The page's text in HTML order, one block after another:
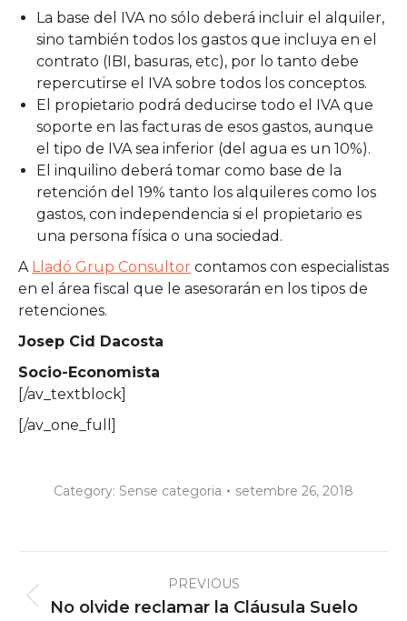
La base del IVA no sólo deberá incluir el alquiler,
sino también todos los gastos que incluya en el
contrato (IBI, basuras, etc), por lo tanto debe
repercutirse el IVA sobre todos los conceptos.
El propietario podrá deducirse todo el IVA que
soporte en las facturas de esos gastos, aunque
el tipo de IVA sea inferior (del agua es un 10%).
El inquilino deberá tomar como base de la
retención del 19% tanto los alquileres como los
gastos, con independencia si el propietario es
una persona física o una sociedad.
A Lladó Grup Consultor contamos con especialistas
en el área fiscal que le asesorarán en los tipos de
retenciones.
Josep Cid Dacosta
Socio-Economista
[/av_textblock]
[/av_one_full]
Category: Sense categoria setembre 26, 2018
navigationPREVIOUS
Previous
No olvide reclamar la Cláusula Suelo